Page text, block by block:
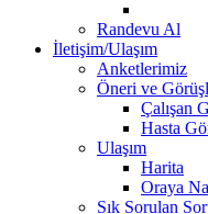
Randevu Al
İletişim/Ulaşım
Anketlerimiz
Öneri ve
Çalışan
Hasta
Ulaşım
Harita
Oraya
Sık Sorulan